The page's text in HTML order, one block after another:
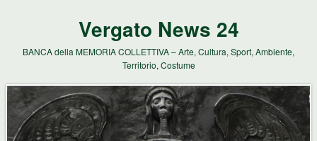
Vergato News 24
BANCA della MEMORIA COLLETTIVA – Arte, Cultura, Sport, Ambiente,
Territorio, Costume